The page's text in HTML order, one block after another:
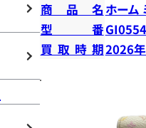
商品名 ホーム
型番GI0554
買取時期2026